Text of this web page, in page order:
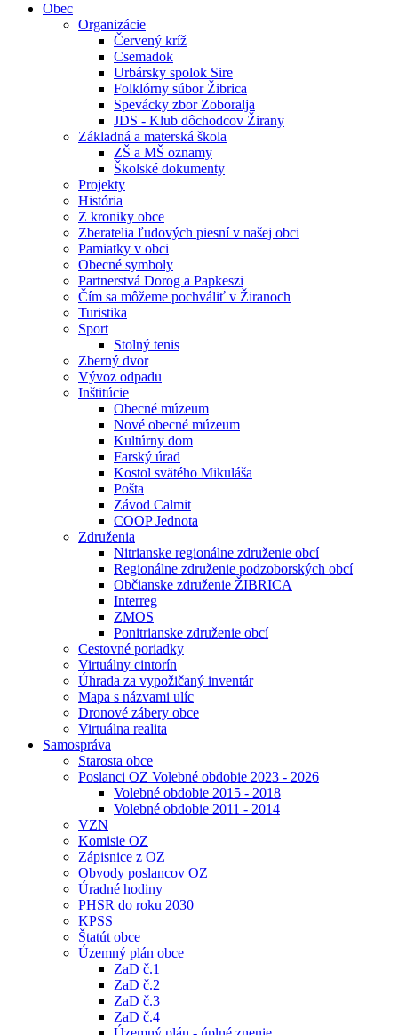
Obec
Organizácie
Červený kríž
Csemadok
Urbársky spolok Sire
Folklórny súbor Žibrica
Spevácky zbor Zoboralja
JDS - Klub dôchodcov Žirany
Základná a materská škola
ZŠ a MŠ oznamy
Školské dokumenty
Projekty
História
Z kroniky obce
Zberatelia ľudových piesní v našej obci
Pamiatky v obci
Obecné symboly
Partnerstvá Dorog a Papkeszi
Čím sa môžeme pochváliť v Žiranoch
Turistika
Sport
Stolný tenis
Zberný dvor
Vývoz odpadu
Inštitúcie
Obecné múzeum
Nové obecné múzeum
Kultúrny dom
Farský úrad
Kostol svätého Mikuláša
Pošta
Závod Calmit
COOP Jednota
Združenia
Nitrianske regionálne združenie obcí
Regionálne združenie podzoborských obcí
Občianske združenie ŽIBRICA
Interreg
ZMOS
Ponitrianske združenie obcí
Cestovné poriadky
Virtuálny cintorín
Úhrada za vypožičaný inventár
Mapa s názvami ulíc
Dronové zábery obce
Virtuálna realita
Samospráva
Starosta obce
Poslanci OZ Volebné obdobie 2023 - 2026
Volebné obdobie 2015 - 2018
Volebné obdobie 2011 - 2014
VZN
Komisie OZ
Zápisnice z OZ
Obvody poslancov OZ
Úradné hodiny
PHSR do roku 2030
KPSS
Štatút obce
Územný plán obce
ZaD č.1
ZaD č.2
ZaD č.3
ZaD č.4